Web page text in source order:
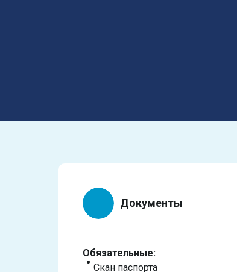
Документы
Обязательные:
Скан паспорта